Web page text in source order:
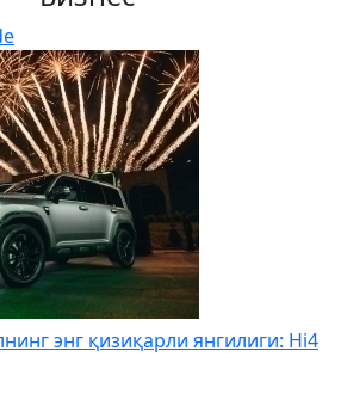
энг қизиқарли янгилиги: Hi4